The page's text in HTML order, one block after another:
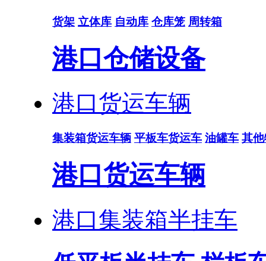
货架 立体库 自动库 仓库笼 周转箱
港口仓储设备
港口货运车辆
集装箱货运车辆 平板车货运车 油罐车 其
港口货运车辆
港口集装箱半挂车